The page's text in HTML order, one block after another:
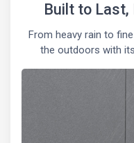
Built to
From heavy rain to
the outdoors with